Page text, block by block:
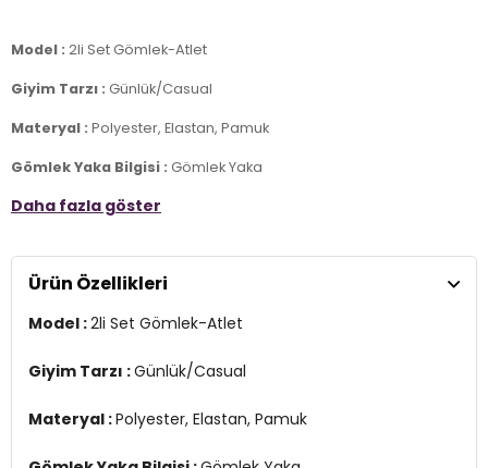
Model : 2li Set Gömlek-Atlet
Giyim Tarzı : Günlük/Casual
Materyal : Polyester, Elastan, Pamuk
Gömlek Yaka Bilgisi : Gömlek Yaka
Kapama Bilgisi :Düğme
Gömlek Kalıp Bilgisi :
Atlet Yaka Bilgisi :Kare Yaka
Atlet Kol Bilgisi :Kalın Askılı
-Atlette dantel desenli detaylar
Daha fazla göster
Ürün Özellikleri
Model :2li Set Gömlek-Atlet
Giyim Tarzı :Günlük/Casual
Materyal :Polyester, Elastan, Pamuk